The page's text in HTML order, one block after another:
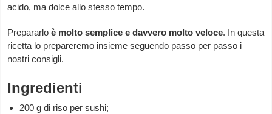
acido, ma dolce allo stesso tempo.
Prepararlo è molto semplice e davvero molto veloce. In questa
ricetta lo prepareremo insieme seguendo passo per passo i
nostri consigli.
Ingredienti
200 g di riso per sushi;